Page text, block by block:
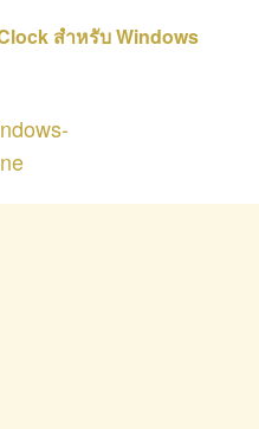
สำหรับ Windows